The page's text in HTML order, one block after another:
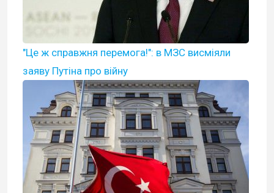
"Це ж справжня перемога!": в МЗС висміяли
заяву Путіна про війну